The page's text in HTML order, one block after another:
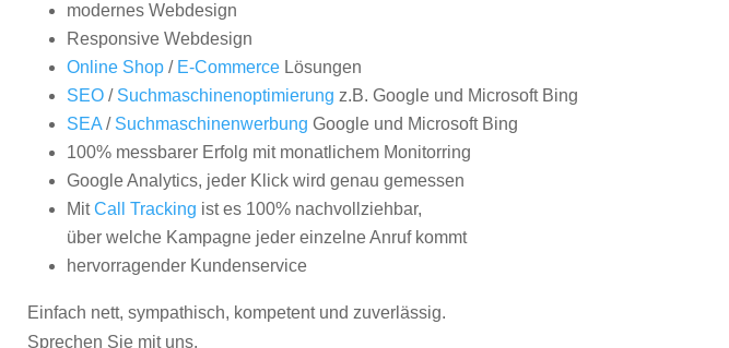
modernes Webdesign
Responsive Webdesign
Online Shop/ E-CommerceLösungen
SEO/ Suchmaschinenoptimierung z.B. Google und Microsoft Bing
SEA/ Suchmaschinenwerbung Google und Microsoft Bing
100% messbarer Erfolg mit monatlichem Monitorring
Google Analytics, jeder Klick wird genau gemessen
MitCall Tracking ist es 100% nachvollziehbar,
über welche Kampagne jeder einzelne Anruf kommt
hervorragender Kundenservice
Einfach nett, sympathisch, kompetent und zuverlässig.
Sprechen Sie mit uns.